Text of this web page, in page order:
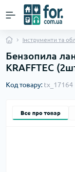
Інструменти та
Бензопила
KRAFFTEC
Код товару: tx_17164
Все про товар